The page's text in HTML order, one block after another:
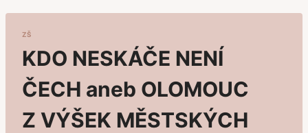
ZŠ
KDO NESKÁČE NENÍ
ČECH aneb OLOMOUC
Z VÝŠEK MĚSTSKÝCH